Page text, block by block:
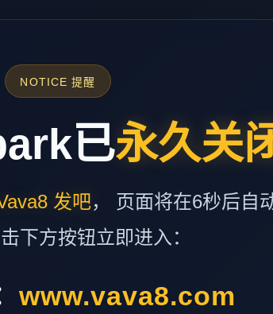
NOTICE 提醒
已永久关
发吧， 页面将在6秒后自
下方按钮立即进入：
www.vava8.com